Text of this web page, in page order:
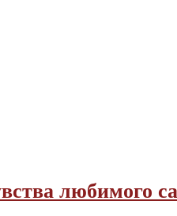
любимого